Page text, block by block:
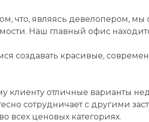
что, являясь девелопером,
Наш главный офис
создавать красивые,
клиенту отличные варианты
сотрудничает с другими
всех ценовых категориях.